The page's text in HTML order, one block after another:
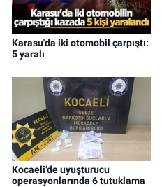
Karasu'da iki otomobil çarpıştı:
5 yaralı
Kocaeli’de uyuşturucu
operasyonlarında 6 tutuklama